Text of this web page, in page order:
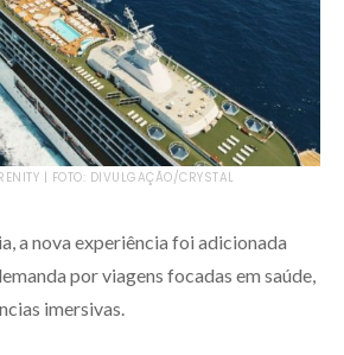
| FOTO: DIVULGAÇÃO/CRYSTAL
a nova experiência foi adicionada
por viagens focadas em saúde,
imersivas.